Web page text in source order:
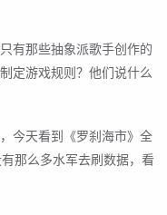
有那些抽象派歌手创作的
定游戏规则？他们说什么
今天看到《罗刹海市》全
那么多水军去刷数据，看